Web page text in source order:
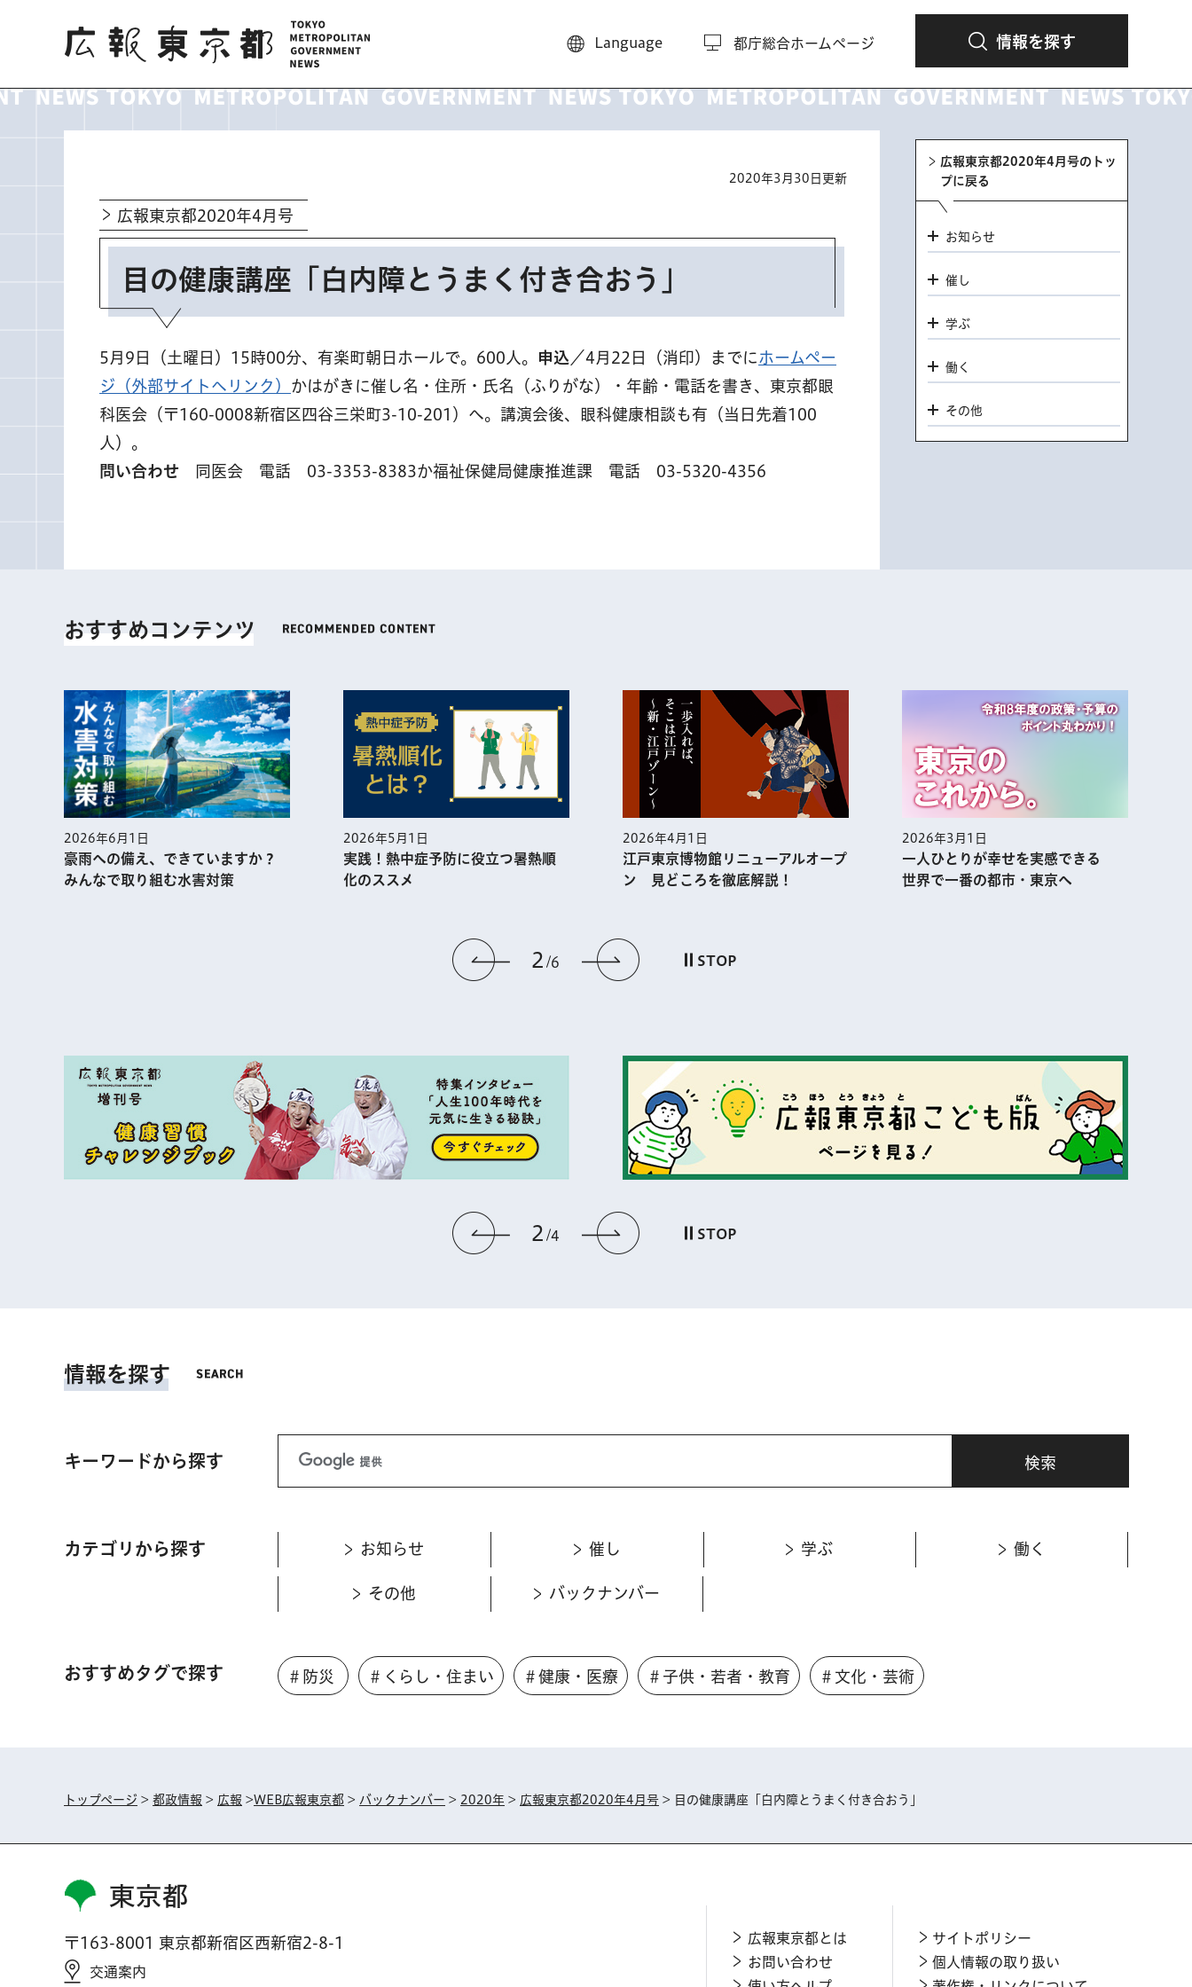
広報東京都
Language 都庁総合ホームページ 情報を探す
2020年3月30日更新
広報東京都2020年4月号
目の健康講座「白内障とうまく付き合おう」
5月9日（土曜日）15時00分、有楽町朝日ホールで。600人。 申込 ／4月22日（消印）までに ホームペー
ジ（外部サイトへリンク） かはがきに催し名・住所・氏名（ふりがな）・年齢・電話を書き、東京都眼
科医会（〒160-0008新宿区四谷三栄町3-10-201）へ。講演会後、眼科健康相談も有（当日先着100
人）。
問い合わせ 同医会 電話 03-3353-8383か福祉保健局健康推進課 電話 03-5320-4356
広報東京都2020年4月号のトッ
プに戻る
お知らせ
催し
学ぶ
働く
その他
おすすめコンテンツ
前のスライドを表示
3 6 次のスライドを表示
STOP
2026年5月1日
実践！熱中症予防に役⽴つ暑熱順
化のススメ
2026年4月1日
江戸東京博物館リニューアルオープ
ン 見どころを徹底解説！
2026年3月1日
一人ひとりが幸せを実感できる
世界で一番の都市・東京へ
2026年2月1日
集まれ！あふれる熱気 アニメ都
市・TOKYOの今を大解剖!!
前のスライドを表示
3 4 次のスライドを表示
STOP
情報を探す
キーワードから探す
カテゴリから探す お知らせ 催し 学ぶ 働く
その他 バックナンバー
おすすめタグで探す ＃防災 ＃くらし・住まい ＃健康・医療 ＃子供・若者・教育 ＃文化・芸術
トップページ > 都政情報 > 広報 >WEB広報東京都 > バックナンバー > 2020年 > 広報東京都2020年4月号 > 目の健康講座「白内障とうまく付き合おう」
東京都
〒163-8001 東京都新宿区西新宿2-8-1
交通案内
広報東京都とは
お問い合わせ
サイトポリシー
個人情報の取り扱い